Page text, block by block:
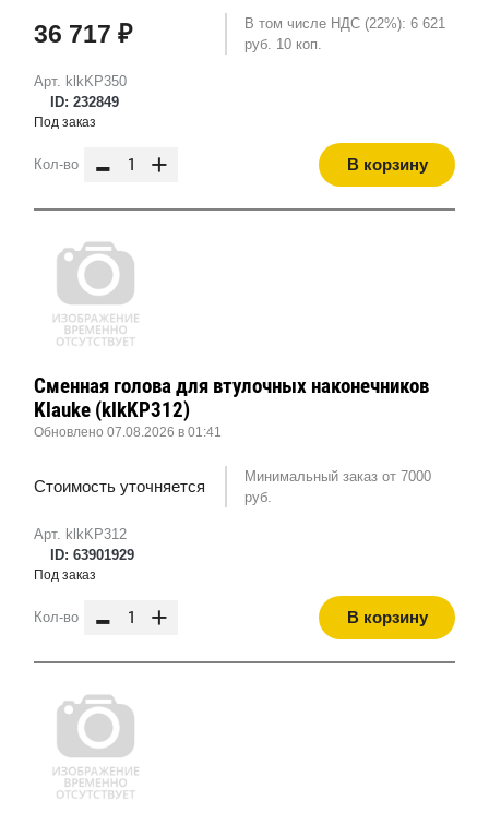
Арт. klkKP350
ID: 232849
36 717 ₽
В том числе НДС (22%): 6 621
руб. 10 коп.
Под заказ
Кол-во - + В корзину
Арт. klkKP312
ID: 63901929
Сменная голова для втулочных наконечников
Klauke (klkKP312)
Обновлено 07.08.2026 в 01:41
Стоимость уточняется
Минимальный заказ от 7000
руб.
Под заказ
Кол-во - + В корзину